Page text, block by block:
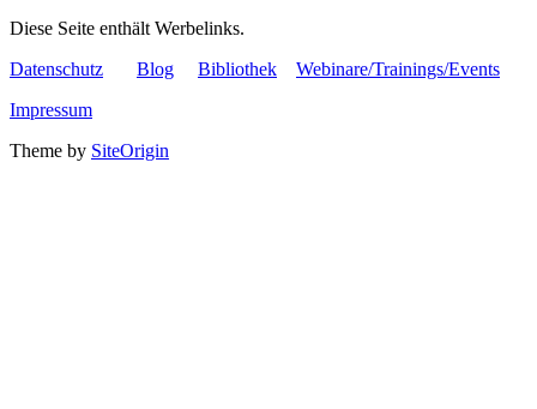
Diese Seite enthält Werbelinks.
Datenschutz
Blog Bibliothek
Webinare/Trainings/Events
Impressum
Theme by SiteOrigin